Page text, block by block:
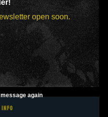
open soon.
again
adipiscing elit,
ut labore et dolore
veniam, quis nostrud
ut aliquip ex ea commodo
INFO